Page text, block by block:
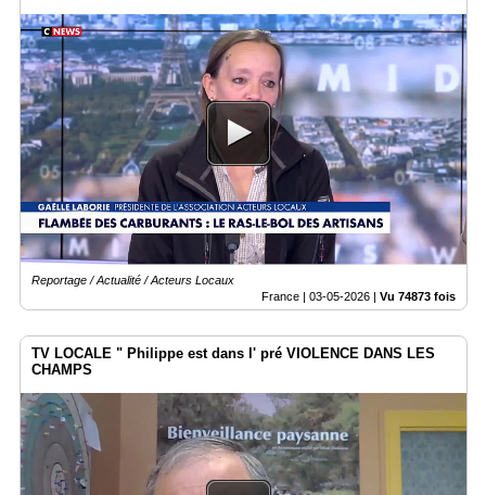
Reportage / Actualité / Acteurs Locaux
France | 03-05-2026 Vu 74873 fois
TV LOCALE " Philippe est dans l' pré VIOLENCE DANS LES
CHAMPS